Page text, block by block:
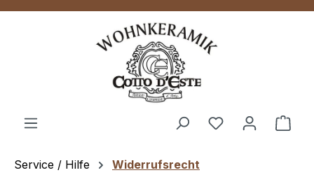
Service / Hilfe Widerrufsrecht